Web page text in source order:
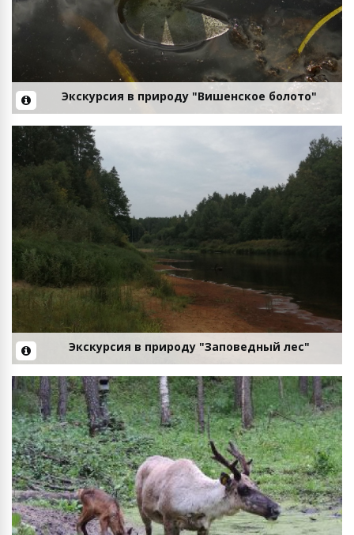
Экскурсия в природу "Вишенское болото"
Экскурсия в природу "Заповедный лес"